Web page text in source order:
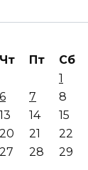
Чт Пт Сб
1
6 7 8
13 14 15
20 21 22
27 28 29